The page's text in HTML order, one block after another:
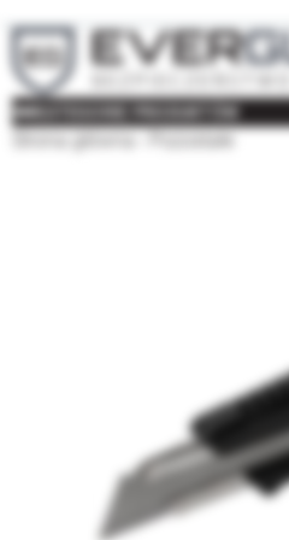
KATEGORIE PRODUKTÓW
Strona główna Pozostałe